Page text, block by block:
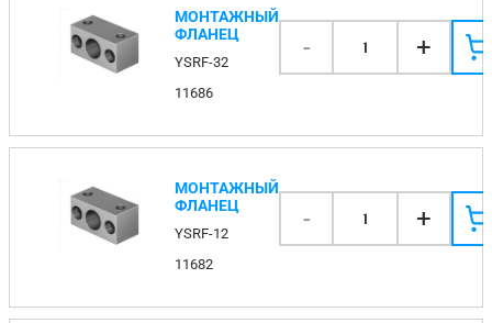
МОНТАЖНЫЙ
ФЛАНЕЦ
YSRF-32
11686
- 1 +
МОНТАЖНЫЙ
ФЛАНЕЦ
YSRF-12
11682
- 1 +